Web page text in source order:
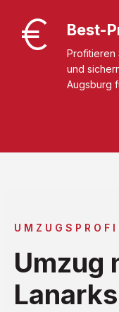
Best-
Profitieren
und
Augsburg
Umzug